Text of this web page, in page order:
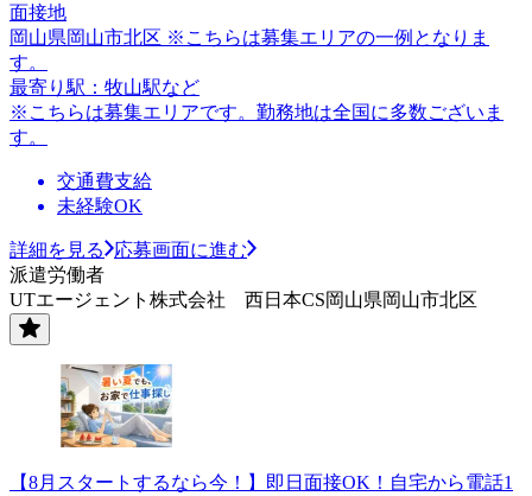
面接地
岡山県岡山市北区 ※こちらは募集エリアの一例となりま
す。
最寄り駅：牧山駅など
※こちらは募集エリアです。勤務地は全国に多数ございま
す。
交通費支給
未経験OK
詳細を見る
応募画面に進む
派遣労働者
UTエージェント株式会社 西日本CS岡山県岡山市北区
【8月スタートするなら今！】即日面接OK！自宅から電話1